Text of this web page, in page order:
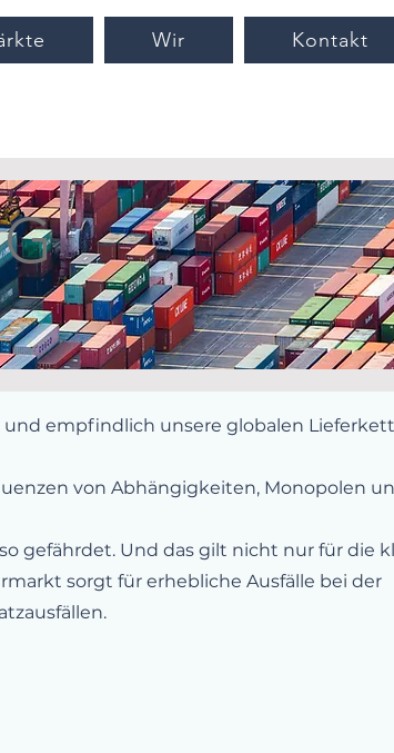
Wir Kontakt
empfindlich unsere globalen
von Abhängigkeiten, Monopolen
gefährdet. Und das gilt nicht nur für die
sorgt für erhebliche Ausfälle bei der